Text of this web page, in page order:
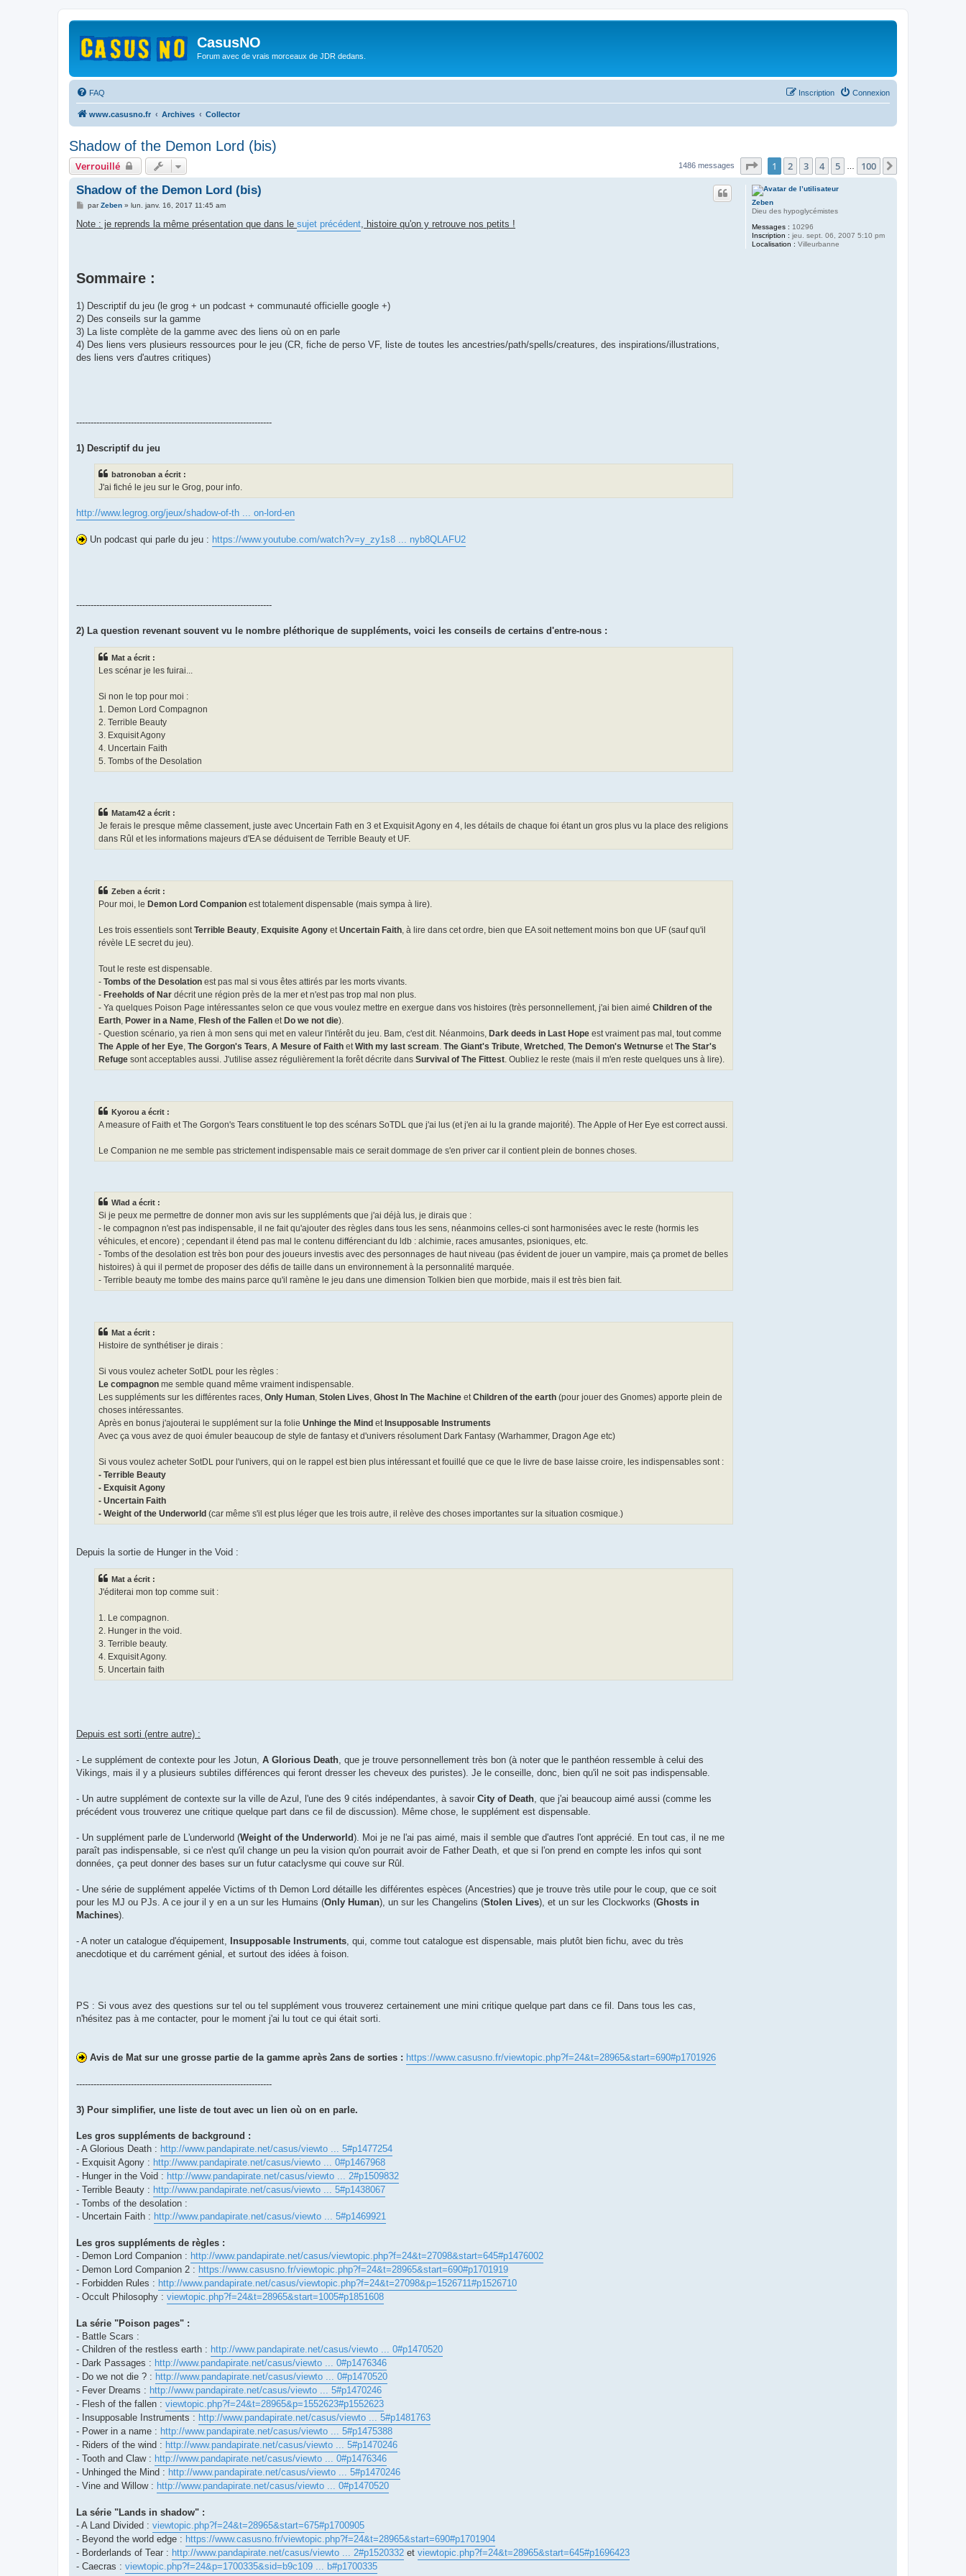
CasusNO
Forum avec de vrais morceaux de JDR dedans.
FAQ Connexion
Inscription
www.casusno.fr Archives Collector
Shadow of the Demon Lord (bis)
Verrouillé 1486 messages Page sur100
1 2 3 4 5 100
Zeben
Dieu des hypoglycémistes
Messages : 10296
Inscription : jeu. sept. 06, 2007 5:10 pm
Localisation : Villeurbanne
Shadow of the Demon Lord (bis)
M
s
s
parZeben» lun. janv. 16, 2017 11:45 am
Note : je reprends la même présentation que dans le sujet précédent , histoire qu'on y retrouve nos petits !
Sommaire :
1) Descriptif du jeu (le grog + un podcast + communauté officielle google +)
2) Des conseils sur la gamme
3) La liste complète de la gamme avec des liens où on en parle
4) Des liens vers plusieurs ressources pour le jeu (CR, fiche de perso VF, liste de toutes les ancestries/path/spells/creatures, des inspirations/illustrations,
des liens vers d'autres critiques)
--------------------------------------------------------------------
1) Descriptif du jeu
batronoban a écrit :
J'ai fiché le jeu sur le Grog, pour info.
http://www.legrog.org/jeux/shadow-of-th ... on-lord-en
Un podcast qui parle du jeu : https://www.youtube.com/watch?v=y_zy1s8 ... nyb8QLAFU2
--------------------------------------------------------------------
2) La question revenant souvent vu le nombre pléthorique de suppléments, voici les conseils de certains d'entre-nous :
Mat a écrit :
Les scénar je les fuirai...
Si non le top pour moi :
1. Demon Lord Compagnon
2. Terrible Beauty
3. Exquisit Agony
4. Uncertain Faith
5. Tombs of the Desolation
Matam42 a écrit :
Je ferais le presque même classement, juste avec Uncertain Fath en 3 et Exquisit Agony en 4, les détails de chaque foi étant un gros plus vu la place des religions
dans Rûl et les informations majeurs d'EA se déduisent de Terrible Beauty et UF.
Zeben a écrit :
Pour moi, le Demon Lord Companion est totalement dispensable (mais sympa à lire).
Les trois essentiels sontTerrible Beauty, Exquisite Agony etUncertain Faith, à lire dans cet ordre, bien que EA soit nettement moins bon que UF (sauf qu'il
révèle LE secret du jeu).
Tout le reste est dispensable.
- Tombs of the Desolation est pas mal si vous êtes attirés par les morts vivants.
- Freeholds of Nar décrit une région près de la mer et n'est pas trop mal non plus.
- Ya quelques Poison Page intéressantes selon ce que vous voulez mettre en exergue dans vos histoires (très personnellement, j'ai bien aimé Children of the
Earth, Power in a Name, Flesh of the Fallen et Do we not die).
- Question scénario, ya rien à mon sens qui met en valeur l'intérêt du jeu. Bam, c'est dit. Néanmoins, Dark deeds in Last Hope est vraiment pas mal, tout comme
The Apple of her Eye, The Gorgon's Tears, A Mesure of Faith etWith my last scream. The Giant's Tribute, Wretched , The Demon's Wetnurse etThe Star's
Refuge sont acceptables aussi. J'utilise assez régulièrement la forêt décrite dans Survival of The Fittest. Oubliez le reste (mais il m'en reste quelques uns à lire).
Kyorou a écrit :
A measure of Faith et The Gorgon's Tears constituent le top des scénars SoTDL que j'ai lus (et j'en ai lu la grande majorité). The Apple of Her Eye est correct aussi.
Le Companion ne me semble pas strictement indispensable mais ce serait dommage de s'en priver car il contient plein de bonnes choses.
Wlad a écrit :
Si je peux me permettre de donner mon avis sur les suppléments que j'ai déjà lus, je dirais que :
- le compagnon n'est pas indispensable, il ne fait qu'ajouter des règles dans tous les sens, néanmoins celles-ci sont harmonisées avec le reste (hormis les
véhicules, et encore) ; cependant il étend pas mal le contenu différenciant du ldb : alchimie, races amusantes, psioniques, etc.
- Tombs of the desolation est très bon pour des joueurs investis avec des personnages de haut niveau (pas évident de jouer un vampire, mais ça promet de belles
histoires) à qui il permet de proposer des défis de taille dans un environnement à la personnalité marquée.
- Terrible beauty me tombe des mains parce qu'il ramène le jeu dans une dimension Tolkien bien que morbide, mais il est très bien fait.
Mat a écrit :
Histoire de synthétiser je dirais :
Si vous voulez acheter SotDL pour les règles :
Le compagnon me semble quand même vraiment indispensable.
Les suppléments sur les différentes races, Only Human, Stolen Lives, Ghost In The Machine etChildren of the earth (pour jouer des Gnomes) apporte plein de
choses intéressantes.
Après en bonus j'ajouterai le supplément sur la folie Unhinge the Mind et Insupposable Instruments
Avec ça vous avez de quoi émuler beaucoup de style de fantasy et d'univers résolument Dark Fantasy (Warhammer, Dragon Age etc)
Si vous voulez acheter SotDL pour l'univers, qui on le rappel est bien plus intéressant et fouillé que ce que le livre de base laisse croire, les indispensables sont :
- Terrible Beauty
- Exquisit Agony
- Uncertain Faith
- Weight of the Underworld (car même s'il est plus léger que les trois autre, il relève des choses importantes sur la situation cosmique.)
Depuis la sortie de Hunger in the Void :
Mat a écrit :
J'éditerai mon top comme suit :
1. Le compagnon.
2. Hunger in the void.
3. Terrible beauty.
4. Exquisit Agony.
5. Uncertain faith
Depuis est sorti (entre autre) :
- Le supplément de contexte pour les Jotun, A Glorious Death, que je trouve personnellement très bon (à noter que le panthéon ressemble à celui des
Vikings, mais il y a plusieurs subtiles différences qui feront dresser les cheveux des puristes). Je le conseille, donc, bien qu'il ne soit pas indispensable.
- Un autre supplément de contexte sur la ville de Azul, l'une des 9 cités indépendantes, à savoir City of Death, que j'ai beaucoup aimé aussi (comme les
précédent vous trouverez une critique quelque part dans ce fil de discussion). Même chose, le supplément est dispensable.
- Un supplément parle de L'underworld (Weight of the Underworld). Moi je ne l'ai pas aimé, mais il semble que d'autres l'ont apprécié. En tout cas, il ne me
paraît pas indispensable, si ce n'est qu'il change un peu la vision qu'on pourrait avoir de Father Death, et que si l'on prend en compte les infos qui sont
données, ça peut donner des bases sur un futur cataclysme qui couve sur Rûl.
- Une série de supplément appelée Victims of th Demon Lord détaille les différentes espèces (Ancestries) que je trouve très utile pour le coup, que ce soit
pour les MJ ou PJs. A ce jour il y en a un sur les Humains (Only Human), un sur les Changelins (Stolen Lives), et un sur les Clockworks (Ghosts in
Machines).
- A noter un catalogue d'équipement, Insupposable Instruments, qui, comme tout catalogue est dispensable, mais plutôt bien fichu, avec du très
anecdotique et du carrément génial, et surtout des idées à foison.
PS : Si vous avez des questions sur tel ou tel supplément vous trouverez certainement une mini critique quelque part dans ce fil. Dans tous les cas,
n'hésitez pas à me contacter, pour le moment j'ai lu tout ce qui était sorti.
Avis de Mat sur une grosse partie de la gamme après 2ans de sorties : https://www.casusno.fr/viewtopic.php?f=24&t=28965&start=690#p1701926
--------------------------------------------------------------------
3) Pour simplifier, une liste de tout avec un lien où on en parle.
Les gros suppléments de background :
- A Glorious Death : http://www.pandapirate.net/casus/viewto ... 5#p1477254
- Exquisit Agony : http://www.pandapirate.net/casus/viewto ... 0#p1467968
- Hunger in the Void : http://www.pandapirate.net/casus/viewto ... 2#p1509832
- Terrible Beauty : http://www.pandapirate.net/casus/viewto ... 5#p1438067
- Tombs of the desolation :
- Uncertain Faith : http://www.pandapirate.net/casus/viewto ... 5#p1469921
Les gros suppléments de règles :
- Demon Lord Companion : http://www.pandapirate.net/casus/viewtopic.php?f=24&t=27098&start=645#p1476002
- Demon Lord Companion 2 : https://www.casusno.fr/viewtopic.php?f=24&t=28965&start=690#p1701919
- Forbidden Rules : http://www.pandapirate.net/casus/viewtopic.php?f=24&t=27098&p=1526711#p1526710
- Occult Philosophy : viewtopic.php?f=24&t=28965&start=1005#p1851608
La série "Poison pages" :
- Battle Scars :
- Children of the restless earth : http://www.pandapirate.net/casus/viewto ... 0#p1470520
- Dark Passages : http://www.pandapirate.net/casus/viewto ... 0#p1476346
- Do we not die ? : http://www.pandapirate.net/casus/viewto ... 0#p1470520
- Fever Dreams : http://www.pandapirate.net/casus/viewto ... 5#p1470246
- Flesh of the fallen : viewtopic.php?f=24&t=28965&p=1552623#p1552623
- Insupposable Instruments : http://www.pandapirate.net/casus/viewto ... 5#p1481763
- Power in a name : http://www.pandapirate.net/casus/viewto ... 5#p1475388
- Riders of the wind : http://www.pandapirate.net/casus/viewto ... 5#p1470246
- Tooth and Claw : http://www.pandapirate.net/casus/viewto ... 0#p1476346
- Unhinged the Mind : http://www.pandapirate.net/casus/viewto ... 5#p1470246
- Vine and Willow : http://www.pandapirate.net/casus/viewto ... 0#p1470520
La série "Lands in shadow" :
- A Land Divided : viewtopic.php?f=24&t=28965&start=675#p1700905
- Beyond the world edge : https://www.casusno.fr/viewtopic.php?f=24&t=28965&start=690#p1701904
- Borderlands of Tear : http://www.pandapirate.net/casus/viewto ... 2#p1520332 et viewtopic.php?f=24&t=28965&start=645#p1696423
- Caecras : viewtopic.php?f=24&p=1700335&sid=b9c109 ... b#p1700335